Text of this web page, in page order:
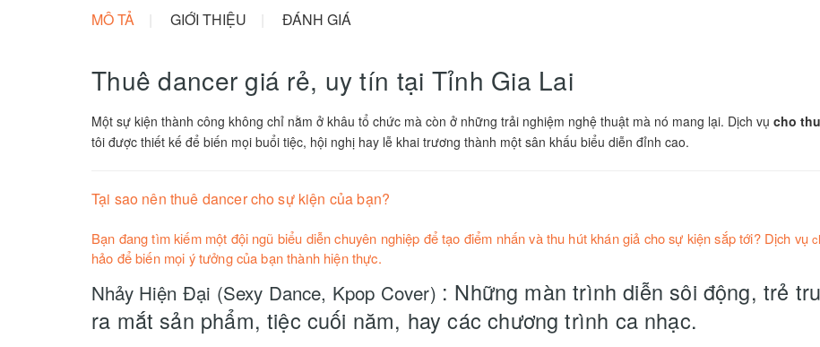
MÔ TẢ GIỚI THIỆU ĐÁNH GIÁ
Thuê dancer giá rẻ, uy tín tại Tỉnh Gia Lai
Một sự kiện thành công không chỉ nằm ở khâu tổ chức mà còn ở những trải nghiệm nghệ thuật mà nó mang lại. Dịch vụ cho
tôi được thiết kế để biến mọi buổi tiệc, hội nghị hay lễ khai trương thành một sân khấu biểu diễn đỉnh cao.
Tại sao nên thuê dancer cho sự kiện của bạn?
Bạn đang tìm kiếm một đội ngũ biểu diễn chuyên nghiệp để tạo điểm nhấn và thu hút khán giả cho sự kiện sắp tới? Dịch vụ
hảo để biến mọi ý tưởng của bạn thành hiện thực.
Nhảy Hiện Đại (Sexy Dance, Kpop Cover) : Những màn trình diễn sôi động, trẻ
ra mắt sản phẩm, tiệc cuối năm, hay các chương trình ca nhạc.